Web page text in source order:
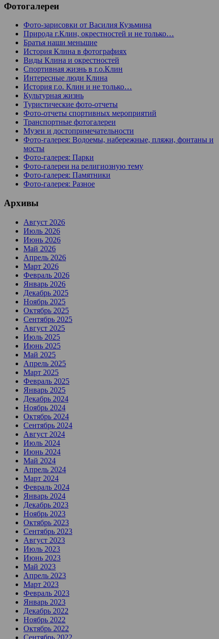
Фотогалереи
Фото-зарисовки от Василия Кузьмина
Природа г.Клин, окрестностей и не только…
Братья наши меньшие
История Клина в фотографиях
Виды Клина и окрестностей
Спортивная жизнь в г.о.Клин
Интересные люди Клина
История г.о. Клин и не только…
Культурная жизнь
Туристические фото-отчеты
Фото-отчеты спортивных мероприятий
Транспортные фотогалереи
Музеи и достопримечательности
Фото-галерея: Водоемы, набережные, пляжи, фонтаны и
мосты
Фото-галерея: Парки
Фото-галереи на религиозную тему
Фото-галерея: Памятники
Фото-галерея: Разное
Архивы
Август 2026
Июль 2026
Июнь 2026
Май 2026
Апрель 2026
Март 2026
Февраль 2026
Январь 2026
Декабрь 2025
Ноябрь 2025
Октябрь 2025
Сентябрь 2025
Август 2025
Июль 2025
Июнь 2025
Май 2025
Апрель 2025
Март 2025
Февраль 2025
Январь 2025
Декабрь 2024
Ноябрь 2024
Октябрь 2024
Сентябрь 2024
Август 2024
Июль 2024
Июнь 2024
Май 2024
Апрель 2024
Март 2024
Февраль 2024
Январь 2024
Декабрь 2023
Ноябрь 2023
Октябрь 2023
Сентябрь 2023
Август 2023
Июль 2023
Июнь 2023
Май 2023
Апрель 2023
Март 2023
Февраль 2023
Январь 2023
Декабрь 2022
Ноябрь 2022
Октябрь 2022
Сентябрь 2022